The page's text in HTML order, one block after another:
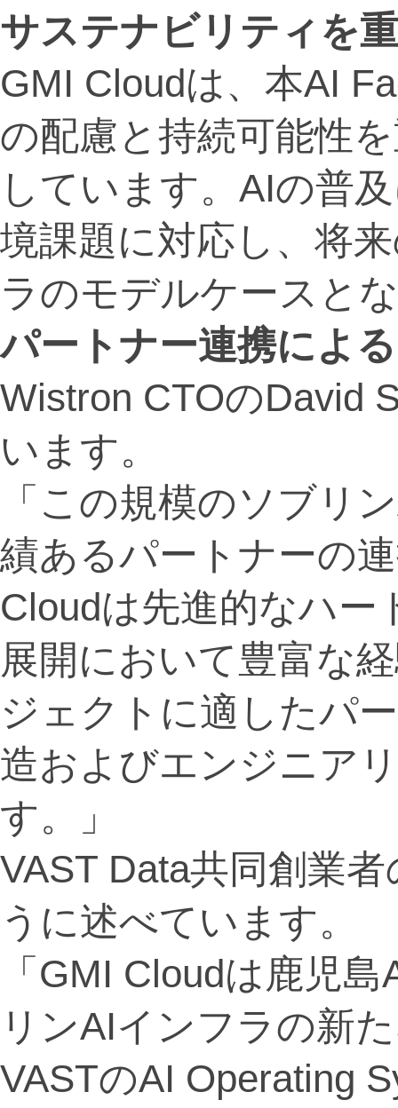
サステナビリティを
GMI Cloudは、本AI
の配慮と持続可能性
しています。AIの普
境課題に対応し、将
ラのモデルケースと
パートナー連携によ
Wistron CTOのDavid
います。
「この規模のソブリ
績あるパートナーの
Cloudは先進的なハ
展開において豊富な
ジェクトに適したパ
造およびエンジニア
す。」
VAST Data共同創業
うに述べています。
「GMI Cloudは鹿児
リンAIインフラの新
VASTのAI Operating